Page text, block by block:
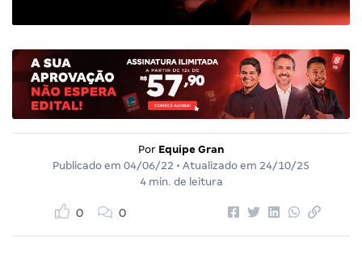
Por Equipe Gran
Publicado em 04/06/22 • Atualizado em 24/10/25
4 min. de leitura
0 0